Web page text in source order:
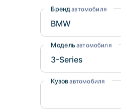
Suzuki
Subaru
Бренд автомобиля
Модельавтомобиля
Кузовавтомобиля